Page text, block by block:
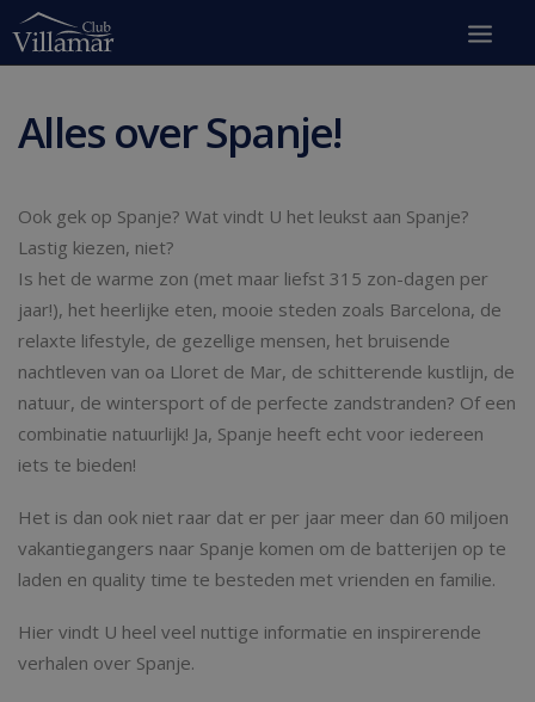
Alles over Spanje!
Ook gek op Spanje? Wat vindt U het leukst aan Spanje?
Lastig kiezen, niet?
Is het de warme zon (met maar liefst 315 zon-dagen per
jaar!), het heerlijke eten, mooie steden zoals Barcelona, de
relaxte lifestyle, de gezellige mensen, het bruisende
nachtleven van oa Lloret de Mar, de schitterende kustlijn, de
natuur, de wintersport of de perfecte zandstranden? Of een
combinatie natuurlijk! Ja, Spanje heeft echt voor iedereen
iets te bieden!
Het is dan ook niet raar dat er per jaar meer dan 60 miljoen
vakantiegangers naar Spanje komen om de batterijen op te
laden en quality time te besteden met vrienden en familie.
Hier vindt U heel veel nuttige informatie en inspirerende
verhalen over Spanje.